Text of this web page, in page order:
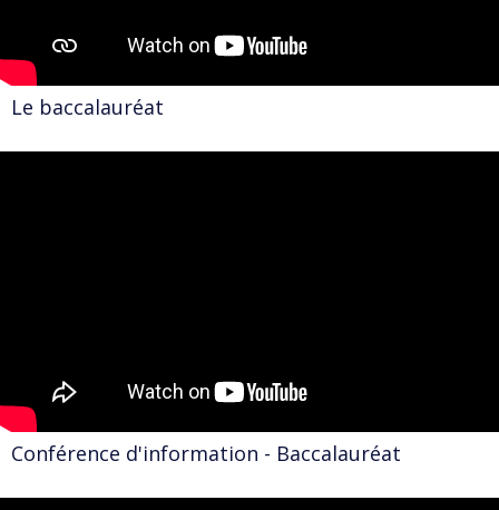
Le baccalauréat
Conférence d'information - Baccalauréat